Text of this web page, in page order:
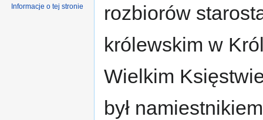
rozbiorów
królewskim w
Wielkim
był
Informacje o tej stronie